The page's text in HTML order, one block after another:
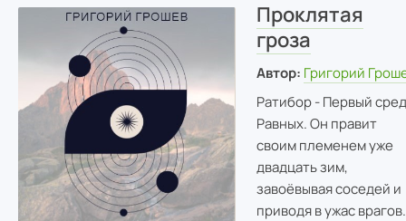
Проклятая
гроза
Автор: Григорий
Ратибор - Первый
Равных. Он правит
своим племенем уже
двадцать зим,
завоёвывая соседей и
приводя в ужас врагов.